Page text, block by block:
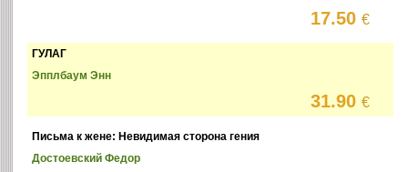
17.50€
ГУЛАГ
Эпплбаум Энн
31.90€
Письма к жене: Невидимая сторона гения
Достоевский Федор